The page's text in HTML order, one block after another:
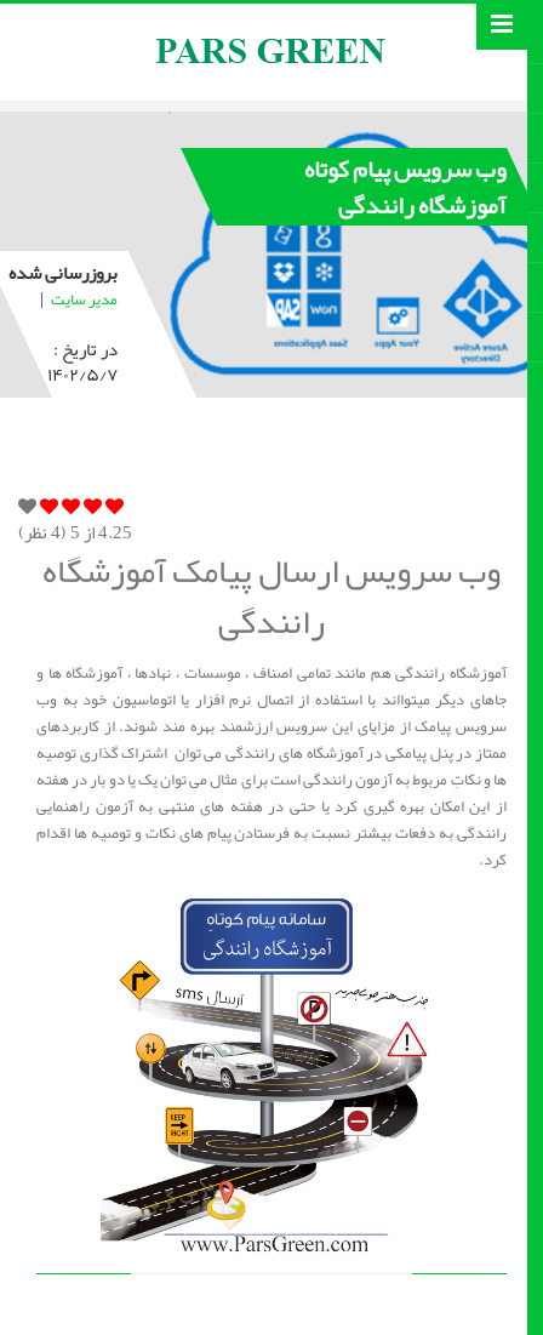
وب سرویس پیام کوتاه
آموزشگاه رانندگی
بروزرسانی شده
مدیر سایت |
در تاریخ :
۱۴۰۲/۵/۷
4.25از 5 ( 4نظر)
وب سرویس ارسال پیامک آموزشگاه
رانندگی
آموزشگاه رانندگی هم مانند تمامی اصناف ، موسسات ، نهادها ، آموزشگاه ها و
جاهای دیگر میتوااند با استفاده از اتصال نرم افزار یا اتوماسیون خود به وب
سرویس پیامک از مزایای این سرویس ارزشمند بهره مند شوند. از کاربردهای
ممتاز در پنل پیامکی در آموزشگاه های رانندگی می توان اشتراک گذاری توصیه
ها و نکاتِ مربوط به آزمون رانندگی است برای مثال می توان یک یا دو بار در هفته
از این امکان بهره گیری کرد یا حتی در هفته های منتهی به آزمون راهنمایی
رانندگی به دفعات بیشتر نسبت به فرستادن پیام های نکات و توصیه ها اقدام
کرد.